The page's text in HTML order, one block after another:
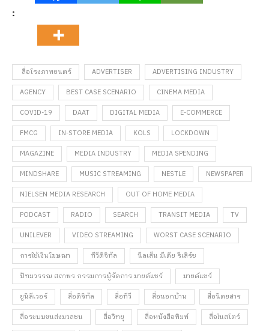
:
​ สื่อโรงภาพยนตร์ ADVERTISER
ADVERTISING INDUSTRY
AGENCY
BEST CASE SCENARIO
CINEMA MEDIA
COVID-19
DAAT DIGITAL MEDIA
E-COMMERCE
FMCG
IN-STORE MEDIA KOLS
LOCKDOWN
MAGAZINE
MEDIA INDUSTRY
MEDIA SPENDING
MINDSHARE
MUSIC STREAMING NESTLE
NEWSPAPER
NIELSEN MEDIA RESEARCH
OUT OF HOME MEDIA
PODCAST
RADIO SEARCH TRANSIT MEDIA
TV
UNILEVER
VIDEO STREAMING
WORST CASE SCENARIO
การใช้เงินโฆษณา
ทีวีดิจิทัล
นีลเส็น มีเดีย รีเสิร์ช
ปัทมวรรณ สถาพร กรรมการผู้จัดการ มายด์แชร์
มายด์แชร์
ยูนิลีเวอร์
สื่อดิจิทัล สื่อทีวี สื่อนอกบ้าน
สื่อนิตยสาร
สื่อระบบขนส่งมวลชน
สื่อวิทยุ สื่อหนังสือพิมพ์
สื่อในสโตร์